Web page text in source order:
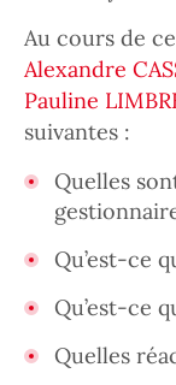
Au cours de
Alexandre
Pauline
suivantes :
Quelles
Qu’est-ce
Qu’est-ce
Quelles